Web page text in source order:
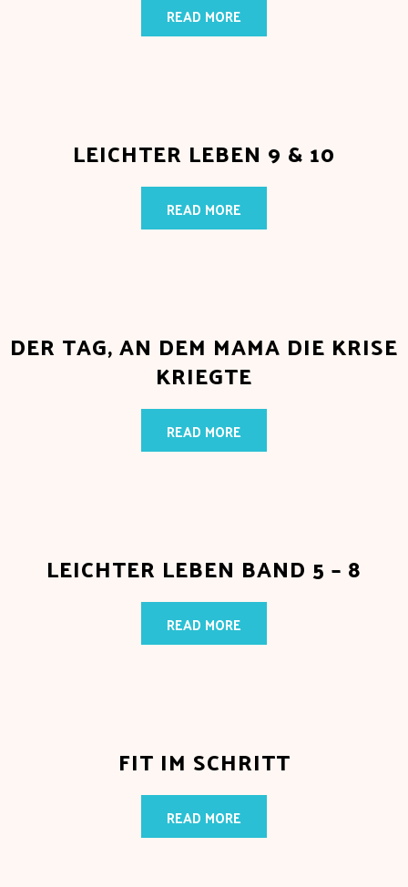
READ MORE
LEICHTER LEBEN 9 & 10
READ MORE
DER TAG, AN DEM MAMA DIE KRISE
KRIEGTE
READ MORE
LEICHTER LEBEN BAND 5 – 8
READ MORE
FIT IM SCHRITT
READ MORE